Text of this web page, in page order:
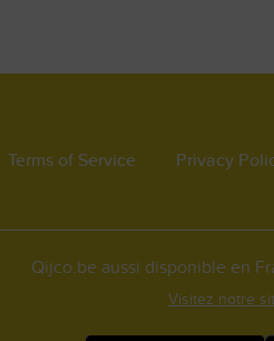
Terms of Service Privacy
Qijco.be aussi disponible en
Visitez notre